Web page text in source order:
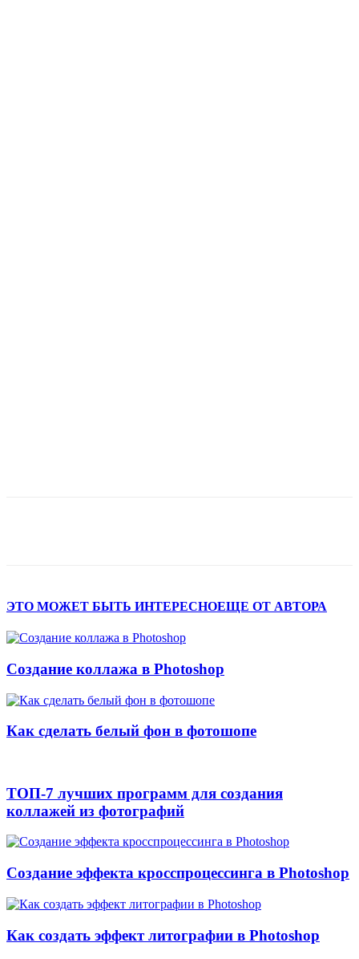
ЭТО МОЖЕТ БЫТЬ ИНТЕРЕСНОЕЩЕ ОТ АВТОРА
Cоздание коллажа в Photoshop
Как сделать белый фон в фотошопе
ТОП-7 лучших программ для создания
коллажей из фотографий
Создание эффекта кросспроцессинга в Photoshop
Как создать эффект литографии в Photoshop